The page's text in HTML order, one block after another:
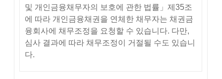
및 개인금융채무자의 보호에 관한 법률」제35조
에 따라 개인금융채권을 연체한 채무자는 채권금
융회사에 채무조정을 요청할 수 있습니다. 다만,
심사 결과에 따라 채무조정이 거절될 수도 있습니
다.